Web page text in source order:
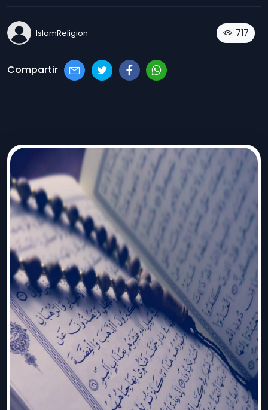
IslamReligion 717
Compartir